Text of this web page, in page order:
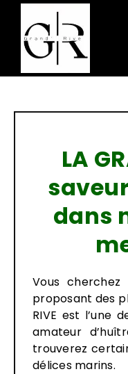
Passer
contenu
LA
dans
Vous cherchez
proposant des
RIVE est l’une
amateur
trouverez
délices marins.